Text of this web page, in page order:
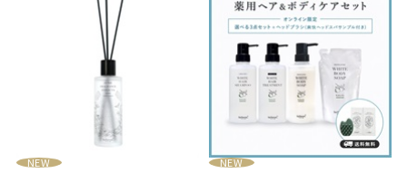
NEW NEW